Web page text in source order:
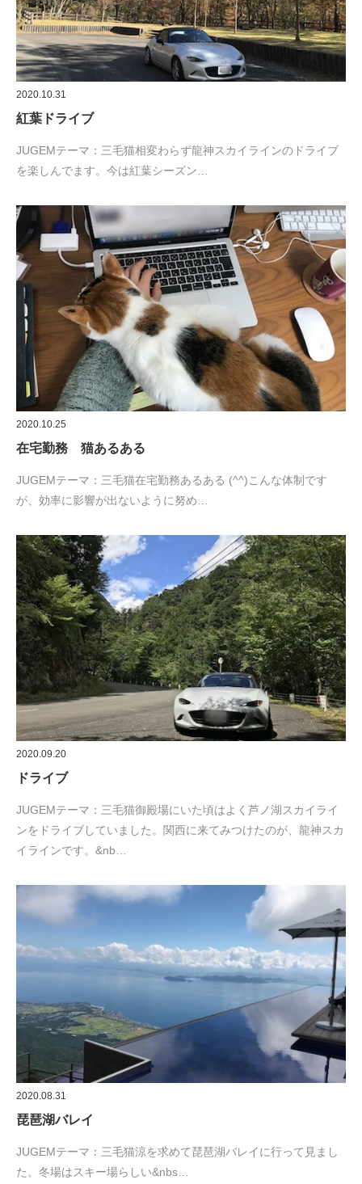
2020.10.31
紅葉ドライブ
JUGEMテーマ：三毛猫相変わらず龍神スカイラインのドライブ
を楽しんでます。今は紅葉シーズン…
2020.10.25
在宅勤務 猫あるある
JUGEMテーマ：三毛猫在宅勤務あるある (^^)こんな体制です
が、効率に影響が出ないように努め…
2020.09.20
ドライブ
JUGEMテーマ：三毛猫御殿場にいた頃はよく芦ノ湖スカイライ
ンをドライブしていました。関西に来てみつけたのが、龍神スカ
イラインです。&nb…
2020.08.31
琵琶湖バレイ
JUGEMテーマ：三毛猫涼を求めて琵琶湖バレイに行って見まし
た。冬場はスキー場らしい&nbs…